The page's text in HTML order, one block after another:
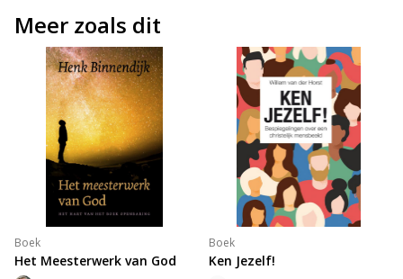
Meer zoals dit
Boek
Het Meesterwerk van God
Boek
Ken Jezelf!